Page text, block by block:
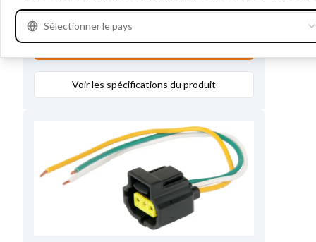
RemarquesAvec fil.
Où acheter?
Voir les spécifications du produit
Sélectionner le pays